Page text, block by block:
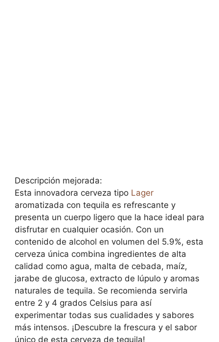
Descripción mejorada:
Esta innovadora cerveza tipo Lager
aromatizada con tequila es refrescante y
presenta un cuerpo ligero que la hace ideal para
disfrutar en cualquier ocasión. Con un
contenido de alcohol en volumen del 5.9%, esta
cerveza única combina ingredientes de alta
calidad como agua, malta de cebada, maíz,
jarabe de glucosa, extracto de lúpulo y aromas
naturales de tequila. Se recomienda servirla
entre 2 y 4 grados Celsius para así
experimentar todas sus cualidades y sabores
más intensos. ¡Descubre la frescura y el sabor
único de esta cerveza de tequila!